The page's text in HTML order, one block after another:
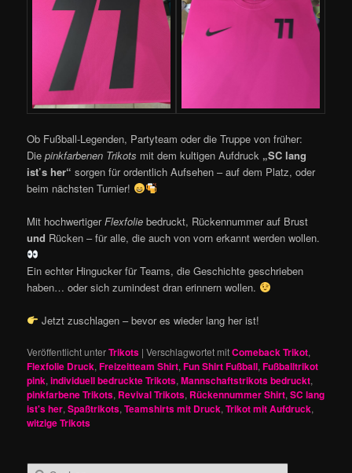
Ob Fußball-Legenden, Partyteam oder die Truppe von früher:
Diepinkfarbenen Trikots mit dem kultigen Aufdruck „SC lang
ist’s her“ sorgen für ordentlich Aufsehen – auf dem Platz, oder
beim nächsten Turnier!
Mit hochwertigerFlexfolie bedruckt, Rückennummer auf Brust
und Rücken – für alle, die auch von vorn erkannt werden wollen.
Ein echter Hingucker für Teams, die Geschichte geschrieben
haben… oder sich zumindest dran erinnern wollen.
Jetzt zuschlagen – bevor es wieder lang her ist!
Veröffentlicht unterTrikots |Verschlagwortet mitComeback Trikot,
Flexfolie Druck,Freizeitteam Shirt,Fun Shirt Fußball,Fußballtrikot
pink,individuell bedruckte Trikots,Mannschaftstrikots bedruckt,
pinkfarbene Trikots, Revival Trikots, Rückennummer Shirt,SC lang
ist's her,Spaßtrikots,Teamshirts mit Druck,Trikot mit Aufdruck,
witzige Trikots